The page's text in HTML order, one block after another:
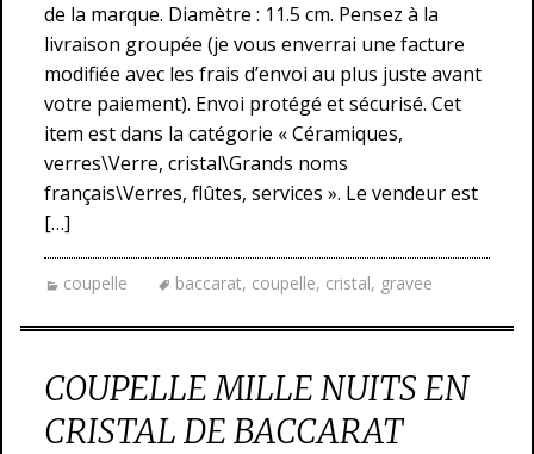
de la marque. Diamètre : 11.5 cm. Pensez à la
livraison groupée (je vous enverrai une facture
modifiée avec les frais d’envoi au plus juste avant
votre paiement). Envoi protégé et sécurisé. Cet
item est dans la catégorie « Céramiques,
verres\Verre, cristal\Grands noms
français\Verres, flûtes, services ». Le vendeur est
[…]
coupelle baccarat, coupelle, cristal, gravee
COUPELLE MILLE NUITS EN
CRISTAL DE BACCARAT